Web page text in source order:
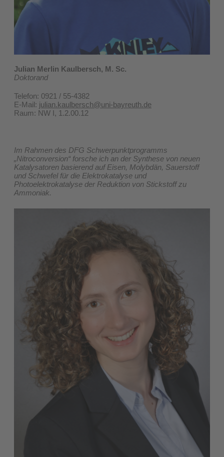
Julian Merlin Kaulbersch, M. Sc.
Doktorand
Telefon: 0921 / 55-4382
E-Mail: julian.kaulbersch@uni-bayreuth.de
​Raum: NW I, 1.2.00.12
Im Rahmen des DFG Schwerpunktprogramms
„Nitroconversion“ forsche ich an der Synthese von neuen
Katalysatoren basierend auf Eisen, Molybdän, Sauerstoff
und Schwefel für die Elektrokatalyse und
Photoelektrokatalyse der Reduktion von Stickstoff zu
Ammoniak.